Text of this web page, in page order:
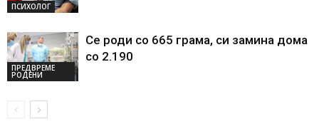
ПСИХОЛОГ
ПРЕДВРЕМЕ
РОДЕНИ
Се роди со 665 грама, си замина дома
со 2.190